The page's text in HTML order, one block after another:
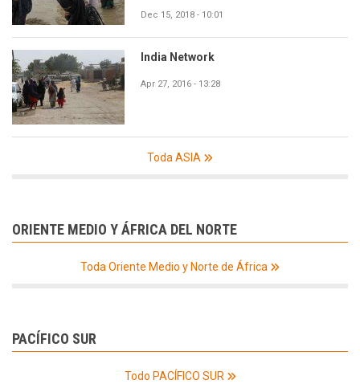
Dec 15, 2018 - 10:01
India Network
Apr 27, 2016 - 13:28
Toda ASIA
ORIENTE MEDIO Y ÁFRICA DEL NORTE
Toda Oriente Medio y Norte de África
PACÍFICO SUR
Todo PACÍFICO SUR